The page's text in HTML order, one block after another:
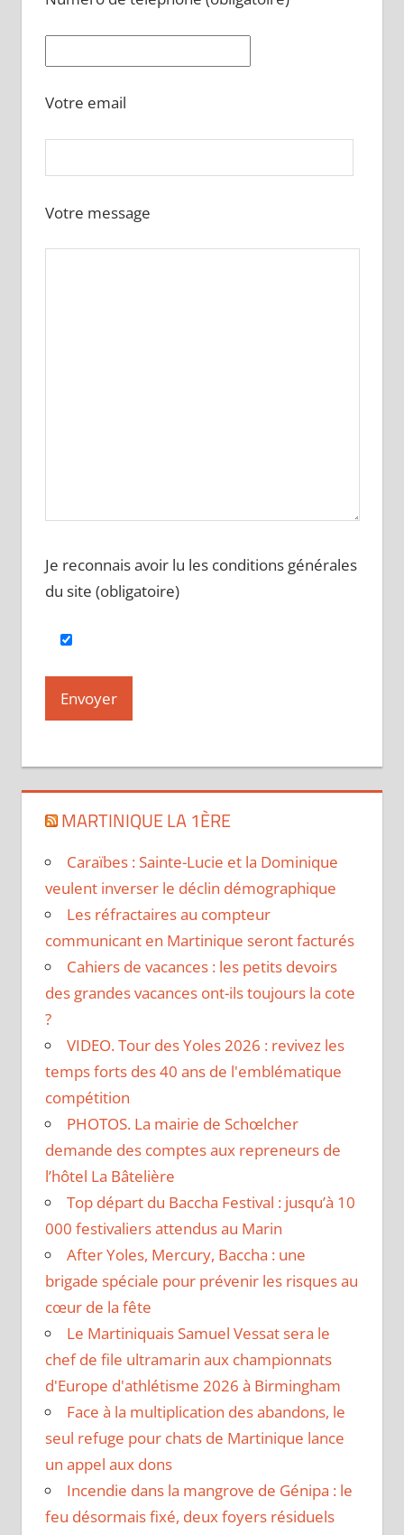
Votre email
Votre message
Je reconnais avoir lu les conditions générales
du site (obligatoire)
MARTINIQUE LA 1ÈRE
Caraïbes : Sainte-Lucie et la Dominique
veulent inverser le déclin démographique
Les réfractaires au compteur
communicant en Martinique seront facturés
Cahiers de vacances : les petits devoirs
des grandes vacances ont-ils toujours la cote
?
VIDEO. Tour des Yoles 2026 : revivez les
temps forts des 40 ans de l'emblématique
compétition
PHOTOS. La mairie de Schœlcher
demande des comptes aux repreneurs de
l’hôtel La Bâtelière
Top départ du Baccha Festival : jusqu’à 10
000 festivaliers attendus au Marin
After Yoles, Mercury, Baccha : une
brigade spéciale pour prévenir les risques au
cœur de la fête
Le Martiniquais Samuel Vessat sera le
chef de file ultramarin aux championnats
d'Europe d'athlétisme 2026 à Birmingham
Face à la multiplication des abandons, le
seul refuge pour chats de Martinique lance
un appel aux dons
Incendie dans la mangrove de Génipa : le
feu désormais fixé, deux foyers résiduels